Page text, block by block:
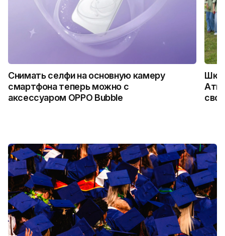
Снимать селфи на основную камеру
смартфона теперь можно с
аксессуаром OPPO Bubble